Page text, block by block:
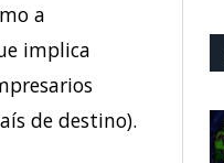
a
implica
de destino).